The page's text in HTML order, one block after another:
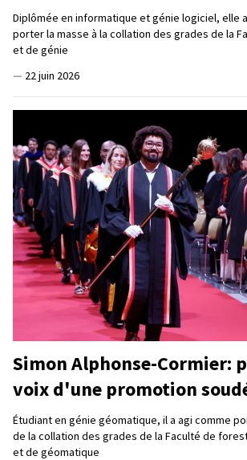
Diplômée en informatique et génie logiciel, elle
porter la masse à la collation des grades de la
et de génie
— 22 juin 2026
Simon Alphonse-Cormier:
voix d'une promotion
Étudiant en génie géomatique, il a agi comme
de la collation des grades de la Faculté de
et de géomatique